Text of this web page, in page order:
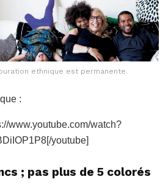
ethnique est permanente.
:
www.youtube.com/watch?
youtube]
; pas plus de 5 colorés